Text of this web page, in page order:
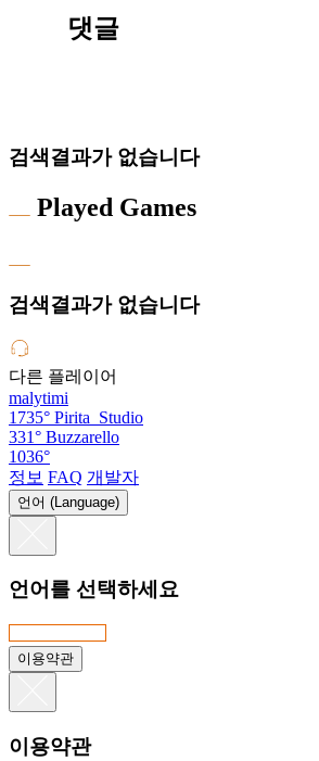
댓글
검색결과가 없습니다
Played Games
검색결과가 없습니다
다른 플레이어
malytimi
1735° Pirita_Studio
331° Buzzarello
1036°
정보 FAQ 개발자
언어 (Language)
언어를 선택하세요
이용약관
이용약관